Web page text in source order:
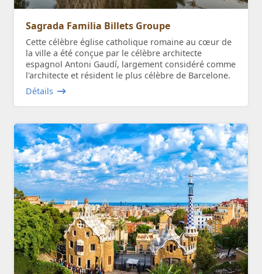
Sagrada Familia Billets Groupe
Cette célèbre église catholique romaine au cœur de
la ville a été conçue par le célèbre architecte
espagnol Antoni Gaudí, largement considéré comme
l'architecte et résident le plus célèbre de Barcelone.
Détails